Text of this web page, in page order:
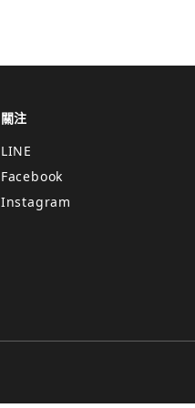
關注
LINE
Facebook
Instagram